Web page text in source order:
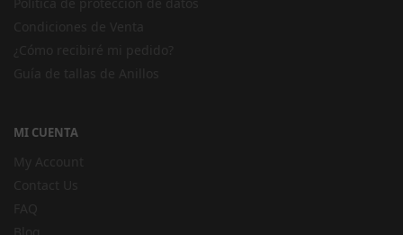
MI CUENTA